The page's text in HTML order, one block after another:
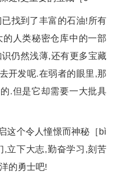
找到了丰富的石油!所有
人类秘密仓库中的一部
仍然浅薄,还有更多宝藏
开发呢.在弱者的眼里,那
.但是它却需要一大批具
这个令人憧憬而神秘［bì
,立下大志,勤奋学习,刻苦
的勇士吧!